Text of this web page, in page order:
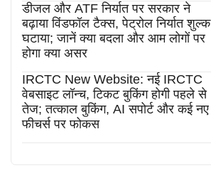
डीजल और ATF निर्यात पर सरकार ने
बढ़ाया विंडफॉल टैक्स, पेट्रोल निर्यात शुल्क
घटाया; जानें क्या बदला और आम लोगों पर
होगा क्या असर
IRCTC New Website: नई IRCTC
वेबसाइट लॉन्च, टिकट बुकिंग होगी पहले से
तेज; तत्काल बुकिंग, AI सपोर्ट और कई नए
फीचर्स पर फोकस